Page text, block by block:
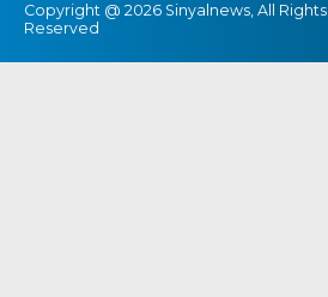
Copyright @ 2026 Sinyalnews, All Rights
Reserved